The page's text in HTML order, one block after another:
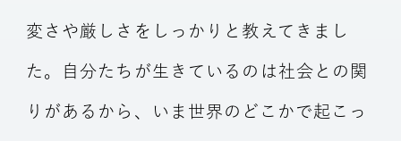
変さや厳しさをしっかりと教えてきまし
た。自分たちが生きているのは社会との関
りがあるから、いま世界のどこかで起こっ